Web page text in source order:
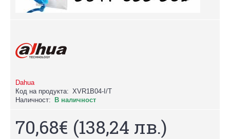
Dahua
Код на продукта: XVR1B04-I/T
Наличност:
В наличност
70,68€ (138,24 лв.)